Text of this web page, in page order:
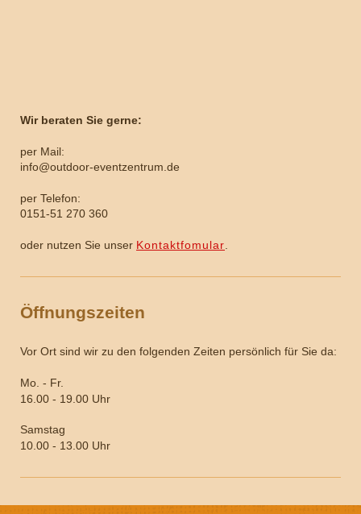
Wir beraten Sie gerne:
per Mail:
info@outdoor-eventzentrum.de
per Telefon:
0151-51 270 360
oder nutzen Sie unser Kontaktfomular
Öffnungszeiten
Vor Ort sind wir zu den folgenden Zeiten persönlich für Sie da:
Mo. - Fr.
16.00 - 19.00 Uhr
Samstag
10.00 - 13.00 Uhr